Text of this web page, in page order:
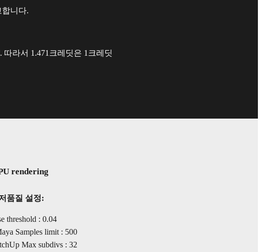
합니다.
라서 1.471크레딧은 1크레딧
rendering
품질 설정:
threshold : 0.04
Samples limit : 500
Max subdivs : 32